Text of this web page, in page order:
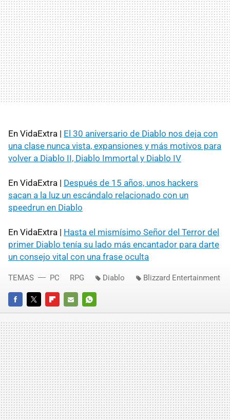
En VidaExtra | El 30 aniversario de Diablo nos deja con
una clase nunca vista, expansiones y más motivos para
volver a Diablo II, Diablo Immortal y Diablo IV
En VidaExtra | Después de 15 años, unos hackers
sacan a la luz un escándalo relacionado con un
speedrun en Diablo
En VidaExtra | Hasta el mismísimo Señor del Terror del
primer Diablo tenía su lado más encantador para darte
un consejo vital con una frase oculta
FACEBOOKTWITTERFLIPBOARD
E-
MAIL
WHATSAPP
TEMAS PC RPG Diablo Blizzard Entertainment